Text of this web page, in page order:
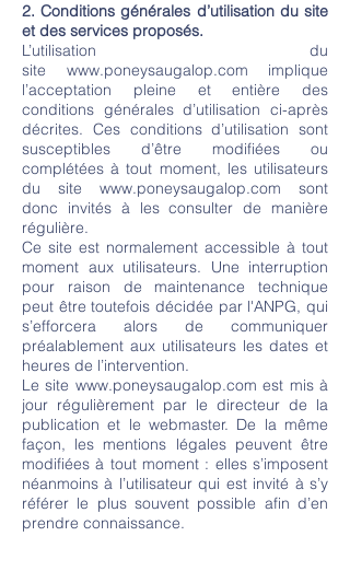
2. Conditions générales d’utilisation du site
et des services proposés.
L’utilisation du
site www.poneysaugalop.com implique
l’acceptation pleine et entière des
conditions générales d’utilisation ci-après
décrites. Ces conditions d’utilisation sont
susceptibles d’être modifiées ou
complétées à tout moment, les utilisateurs
du site www.poneysaugalop.com sont
donc invités à les consulter de manière
régulière.
Ce site est normalement accessible à tout
moment aux utilisateurs. Une interruption
pour raison de maintenance technique
peut être toutefois décidée par l'ANPG, qui
s’efforcera alors de communiquer
préalablement aux utilisateurs les dates et
heures de l’intervention.
Le site www.poneysaugalop.com est mis à
jour régulièrement par le directeur de la
publication et le webmaster. De la même
façon, les mentions légales peuvent être
modifiées à tout moment : elles s’imposent
néanmoins à l’utilisateur qui est invité à s’y
référer le plus souvent possible afin d’en
prendre connaissance.